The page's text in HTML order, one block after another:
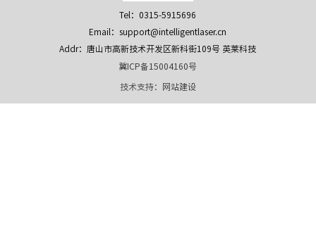
Tel：0315-5915696
Email：support@intelligentlaser.cn
Addr：唐山市高新技术开发区新科街109号 英莱科技
冀ICP备15004160号
技术支持： 网站建设